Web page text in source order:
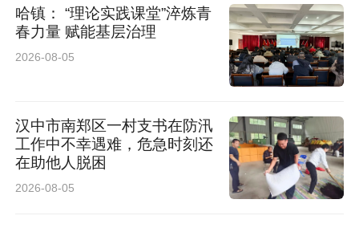
哈镇： “理论实践课堂”淬炼青
春力量 赋能基层治理
2026-08-05
汉中市南郑区一村支书在防汛
工作中不幸遇难，危急时刻还
在助他人脱困
2026-08-05